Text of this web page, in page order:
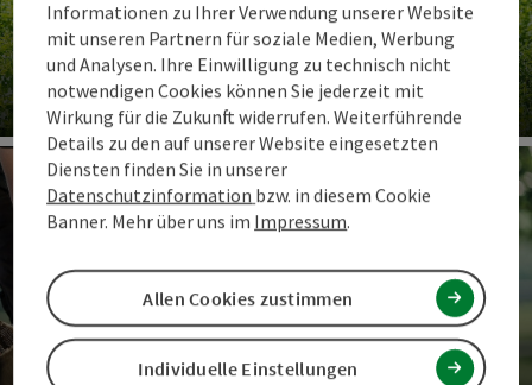
Kräuterecke
Informationen zu Ihrer Verwendung unserer Website
mit unseren Partnern für soziale Medien, Werbung
und Analysen. Ihre Einwilligung zu technisch nicht
notwendigen Cookies können Sie jederzeit mit
Wirkung für die Zukunft widerrufen. Weiterführende
Details zu den auf unserer Website eingesetzten
Diensten finden Sie in unserer
Datenschutzinformation bzw. in diesem Cookie
Banner. Mehr über uns im Impressum.
Individuelle Einstellungen
Allen Cookies zustimmen